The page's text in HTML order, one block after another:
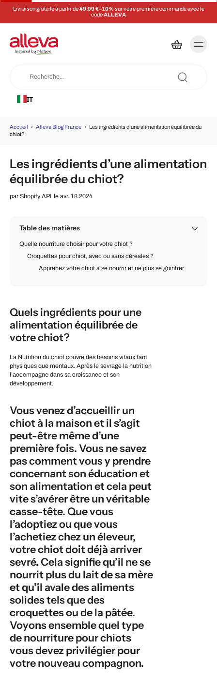
Livraison gratuite à partir de49,99 €–10% sur votre première commande avec le
codeALLEVA
IT
Accueil › Alleva Blog France › Les ingrédients d’une alimentation équilibrée du
chiot?
Les ingrédients d’une alimentation
équilibrée du chiot?
par Shopify API le avr. 18 2024
Table des matières
Quelle nourriture choisir pour votre chiot ?
Croquettes pour chiot, avec ou sans céréales ?
Apprenez votre chiot à se nourrir et ne plus se goinfrer
Quels ingrédients pour une
alimentation équilibrée de
votre chiot?
La Nutrition du chiot couvre des besoins vitaux tant
physiques que mentaux. Après le sevrage la nutrition
l’accompagne dans sa croissance et son
développement.
Vous venez d’accueillir un
chiot à la maison et il s’agit
peut-être même d’une
première fois. Vous ne savez
pas comment vous y prendre
concernant son éducation et
son alimentation et cela peut
vite s’avérer être un véritable
casse-tête. Que vous
l’adoptiez ou que vous
l’achetiez chez un éleveur,
votre chiot doit déjà arriver
sevré. Cela signifie qu’il ne se
nourrit plus du lait de sa mère
et qu’il avale des aliments
solides tels que des
croquettes ou de la pâtée.
Voyons ensemble quel type
de nourriture pour chiots
vous devez privilégier pour
votre nouveau compagnon.